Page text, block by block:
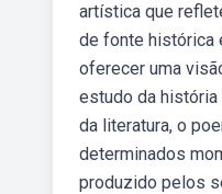
artística que
de fonte histórica
oferecer uma
estudo da
da literatura, o
determinados
produzido pelos